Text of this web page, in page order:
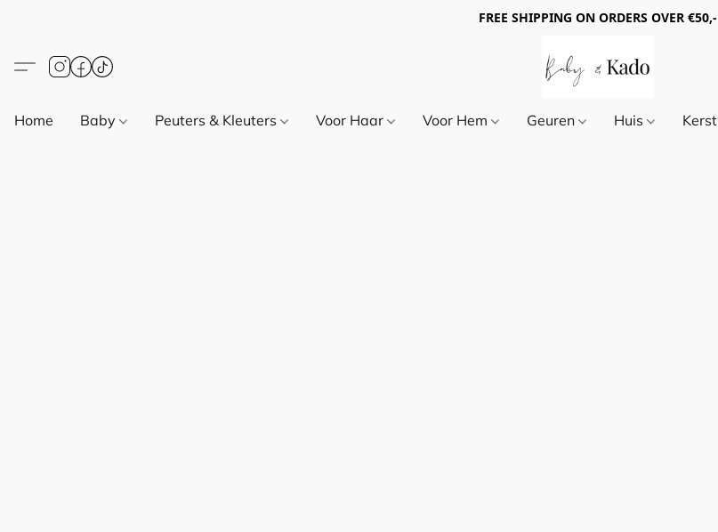
FREE SHIPPING ON ORDERS OVER €50,-
Home Baby Peuters & Kleuters Voor Haar Voor Hem Geuren Huis Kerst